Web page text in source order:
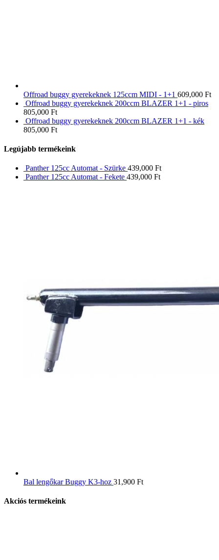
Offroad buggy gyerekeknek 125ccm MIDI - 1+1 609,000 Ft
Offroad buggy gyerekeknek 200ccm BLAZER 1+1 - piros
805,000 Ft
Offroad buggy gyerekeknek 200ccm BLAZER 1+1 - kék
805,000 Ft
Legújabb termékeink
Panther 125cc Automat - Szürke 439,000 Ft
Panther 125cc Automat - Fekete 439,000 Ft
Bal lengőkar Buggy K3-hoz 31,900 Ft
Akciós termékeink